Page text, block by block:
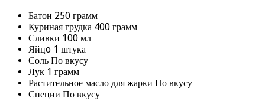
Батон 250 грамм
Куриная грудка 400 грамм
Сливки 100 мл
Яйцo 1 штука
Соль По вкусу
Лук 1 грамм
Растительное масло для жарки По вкусу
Специи По вкусу